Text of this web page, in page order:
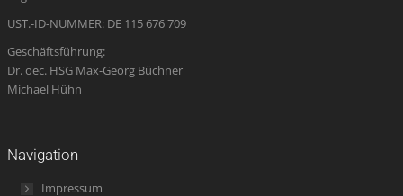
UST.-ID-NUMMER: DE 115 676 709
Geschäftsführung:
Dr. oec. HSG Max-Georg Büchner
Michael Hühn
Navigation
Impressum